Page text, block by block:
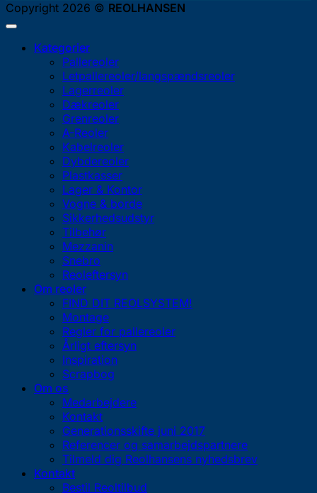
Copyright 2026 © REOLHANSEN
Kategorier
Pallereoler
Letpallereoler/langspændsreoler
Lagerreoler
Dækreoler
Grenreoler
A-Reoler
Kabelreoler
Dybdereoler
Plastkasser
Lager & Kontor
Vogne & borde
Sikkerhedsudstyr
Tilbehør
Mezzanin
Snebro
Reoleftersyn
Om reoler
FIND DIT REOLSYSTEM!
Montage
Regler for pallereoler
Årligt eftersyn
Inspiration
Scrapbog
Om os
Medarbejdere
Kontakt
Generationsskifte juni 2017
Referencer og samarbejdspartnere
Tilmeld dig Reolhansens nyhedsbrev
Kontakt
Bestil Reoltilbud